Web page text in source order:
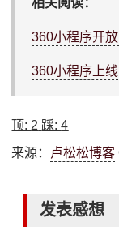
360小程序开
360小程序上线
顶: 2 踩:4
来源： 卢松松博客
发表感想